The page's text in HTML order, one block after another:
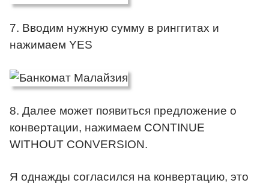
7. Вводим нужную сумму в ринггитах и
нажимаем YES
8. Далее может появиться предложение о
конвертации, нажимаем CONTINUE
WITHOUT CONVERSION.
Я однажды согласился на конвертацию, это